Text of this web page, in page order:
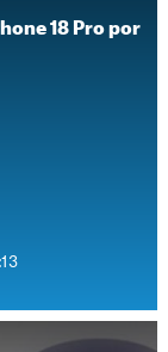
18 Pro por